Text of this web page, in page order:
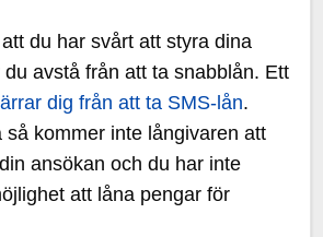
du har svårt att styra dina
avstå från att ta snabblån. Ett
dig från att ta SMS-lån.
så kommer inte långivaren att
ansökan och du har inte
att låna pengar för